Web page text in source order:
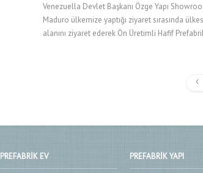
Venezuella Devlet Başkanı Özge Yapı
Maduro ülkemize yaptığı ziyaret sırasında
alanını ziyaret ederek Ön Üretimli Hafif
PREFABRIK EV PREFABRIK YAPI